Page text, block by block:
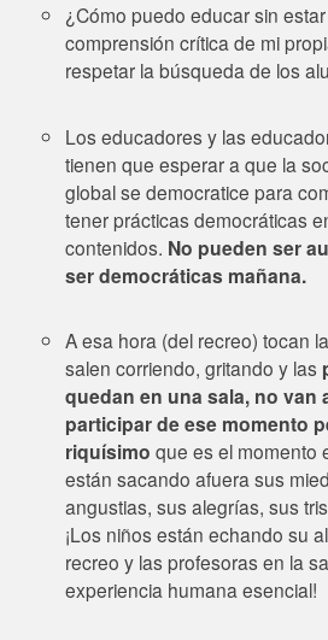
¿Cómo puedo educar sin
comprensión crítica de mi
respetar la búsqueda de los
Los educadores y las
tienen que esperar a que la
global se democratice para
tener prácticas democráticas
contenidos. No pueden ser
ser democráticas mañana.
A esa hora (del recreo) tocan
salen corriendo, gritando y las
quedan en una sala, no van
participar de ese momento
riquísimo que es el momento
están sacando afuera sus
angustias, sus alegrías, sus
¡Los niños están echando su
recreo y las profesoras en la
experiencia humana esencial!